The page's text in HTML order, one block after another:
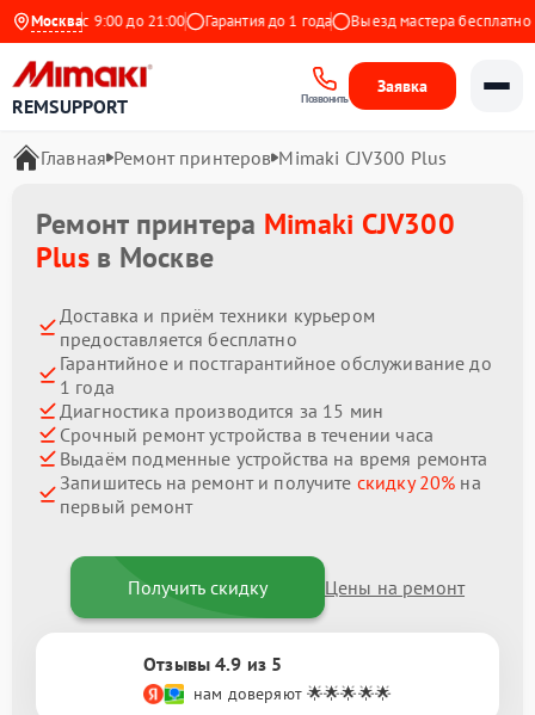
Москва
с 9:00 до 21:00 Гарантия до 1 года Выезд мастера бесплатно
REMSUPPORT Позвонить
Заявка
Главная Ремонт принтеров Mimaki CJV300 Plus
Ремонт принтера Mimaki CJV300
Plusв Москве
Доставка и приём техники курьером
предоставляется бесплатно
Гарантийное и постгарантийное обслуживание до
1 года
Диагностика производится за 15 мин
Срочный ремонт устройства в течении часа
Выдаём подменные устройства на время ремонта
Запишитесь на ремонт и получите скидку 20% на
первый ремонт
Получить скидку Цены на ремонт
Отзывы 4.9 из 5
нам доверяют 🌟🌟🌟🌟🌟